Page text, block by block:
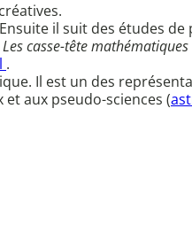
il suit des études de
Les casse-tête
.
Il est un des
aux pseudo-sciences (